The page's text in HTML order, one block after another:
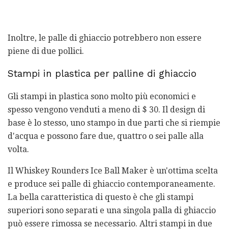
Inoltre, le palle di ghiaccio potrebbero non essere
piene di due pollici.
Stampi in plastica per palline di ghiaccio
Gli stampi in plastica sono molto più economici e
spesso vengono venduti a meno di $ 30. Il design di
base è lo stesso, uno stampo in due parti che si riempie
d'acqua e possono fare due, quattro o sei palle alla
volta.
Il Whiskey Rounders Ice Ball Maker è un'ottima scelta
e produce sei palle di ghiaccio contemporaneamente.
La bella caratteristica di questo è che gli stampi
superiori sono separati e una singola palla di ghiaccio
può essere rimossa se necessario. Altri stampi in due